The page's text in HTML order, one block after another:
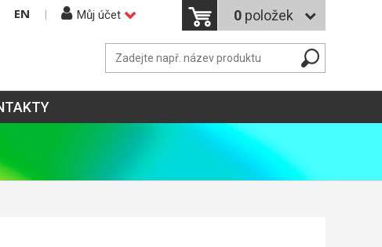
EN Můj účet 0 položek